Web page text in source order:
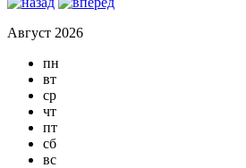
Август 2026
пн
вт
ср
чт
пт
сб
вс